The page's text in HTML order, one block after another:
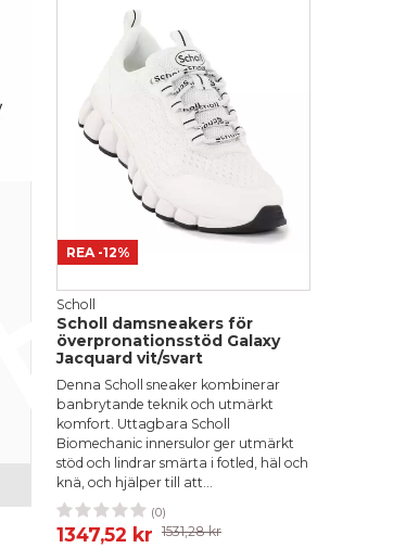
Ett namn du väljer som vi visar
bredvid din recension.
Normala priser
PostNord Paketbox
64,58 kr
REA -12%
Scholl
Scholl damsneakers för
överpronationsstöd Galaxy
Jacquard vit/svart
Denna Scholl sneaker kombinerar
banbrytande teknik och utmärkt
komfort. Uttagbara Scholl
Biomechanic innersulor ger utmärkt
stöd och lindrar smärta i fotled, häl och
knä, och hjälper till att...
36
37(0)
1347,52 kr 1531,28 kr